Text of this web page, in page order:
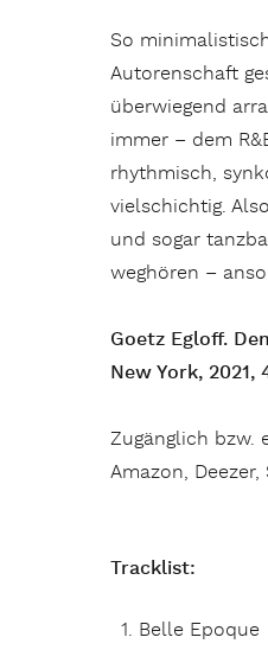
So
Autorenschaft
überwiegend
immer – dem
rhythmisch,
vielschichtig.
und sogar
weghören –
Goetz Egloff.
New York, 2021,
Zugänglich bzw.
Amazon,
Tracklist:
Belle Epoque